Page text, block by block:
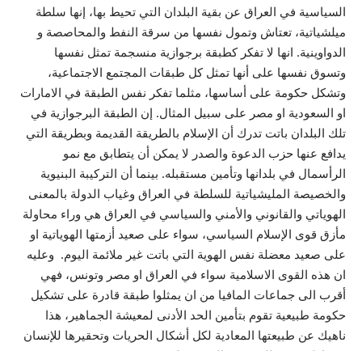
السياسية في العراق عن بقية البلدان التي تحيط بها، إنها سلطة
ميلشياتية، تعتاش وتمول نفسها من سرقة النفط والمحاصصة و
الدواوينية. انها لا تفكر كطبقة برجوازية منسجمة تمثل نفسها
وتسوق نفسها على أنها تمثل كل طبقات المجتمع الاجتماعية،
وتشكل حكومة على أساسها، مثلما تفكر نفس الطبقة في الامارات
او السعودية او مصر على سبيل المثال. إن الطبقة البرجوازية في
تلك البلدان باتت تدرك أن الإسلام بالطريقة القديمة وبطريقة التي
يدافع عنها حزب الدعوة والصدر لا يمكن أن يتطابق مع نمو
الرأسمال في بلدانها وتأمين مستقبله. بينما أن التركيبة البنيوية
والخصيصة المليشياتية للسلطة في العراق وغياب الدولة بالمعنى
الهوياتي والقانوني والأمني والسياسي في العراق هي وراء محاولة
مأزق قوى الإسلام السياسي، سواء على صعيد أزمتها الهوياتية او
على صعيد معضلة نفس الهوية التي باتت غير ملائمة اليوم. وعليه
ان هذه القوى الاسلامية سواء في العراق او مصر وتونس، فهي
أقرب الى جماعات المافيا من ان يمثلوا طبقة قادرة على تشكيل
حكومة طبيعية تقوم بتأمين الحد الأدنى لمعيشة الجماهير، هذا
ناهيك عن طبيعتها المعادية لكل أشكال الحريات وتحقيرها للإنسان